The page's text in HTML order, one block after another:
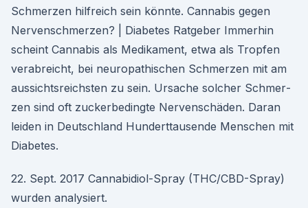
Schmerzen hilfreich sein könnte. Cannabis gegen
Nervenschmerzen? | Diabetes Ratgeber Immerhin
scheint Cannabis als Medikament, etwa als Tropfen
verabreicht, bei neuropathischen Schmerzen mit am
aussichtsreichs­ten zu sein. Ursache solcher Schmer­
zen sind oft zuckerbedingte Nervenschäden. Daran
leiden in Deutschland Hunderttausende Menschen mit
Diabetes.
22. Sept. 2017 Cannabidiol-Spray (THC/CBD-Spray)
wurden analysiert.